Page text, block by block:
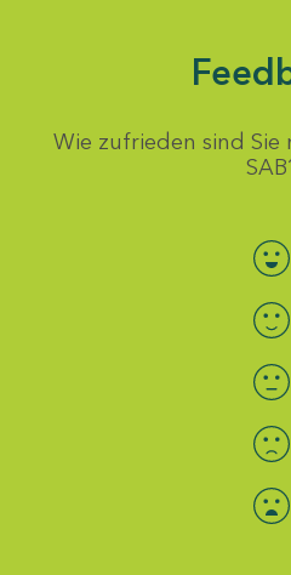
Wie zufrieden sind